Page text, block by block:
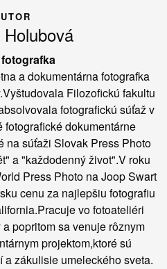
a dokumentárna fotografka
Filozofickú fakultu
fotografickú súťaž v
dokumentárne
na súťaži Slovak Press Photo
a "každodenný život".V roku
Press Photo na Joop Swart
cenu za najlepšiu fotografiu
vo fotoateliéri
popritom sa venuje rôznym
projektom,ktoré sú
zákulisie umeleckého sveta.